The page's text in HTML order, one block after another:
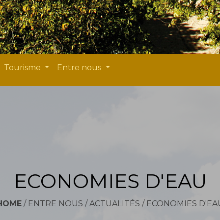
Tourisme Entre nous
ECONOMIES D'EAU
/ ENTRE NOUS / ACTUALITÉS / ECONOMIES